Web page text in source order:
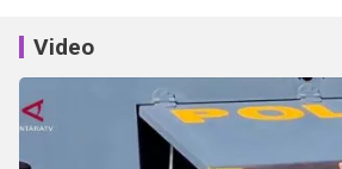
Video